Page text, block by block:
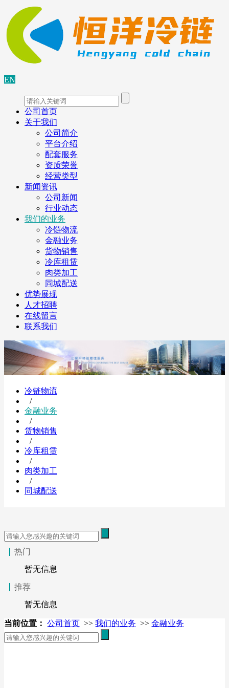
EN
公司首页
关于我们
公司简介
平台介绍
配套服务
资质荣誉
经营类型
新闻资讯
公司新闻
行业动态
我们的业务
冷链物流
金融业务
货物销售
冷库租赁
肉类加工
同城配送
优势展现
人才招聘
在线留言
联系我们
冷链物流
/
金融业务
/
货物销售
/
冷库租赁
/
肉类加工
/
同城配送
热门
暂无信息
推荐
暂无信息
当前位置： 公司首页 >> 我们的业务 >> 金融业务